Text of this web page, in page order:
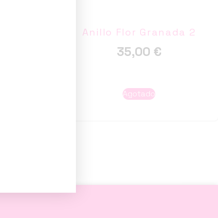
Anillo Flor Granada 2
35,00 €
Agotado